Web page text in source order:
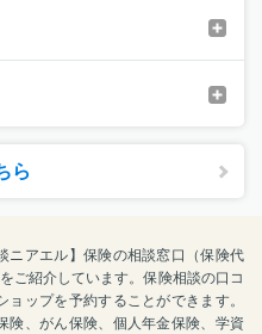
ら
ニアエル】保険の相談窓口（保険代
ご紹介しています。保険相談の口コ
ップを予約することができます。
険、がん保険、個人年金保険、学資